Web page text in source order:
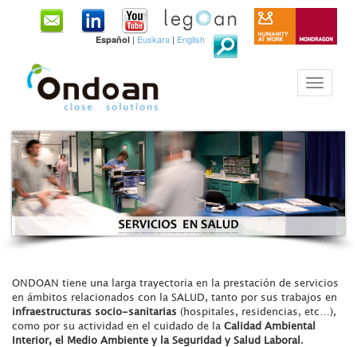
Español | Euskara | English
ONDOAN tiene una larga trayectoria en la prestación de servicios
en ámbitos relacionados con la SALUD, tanto por sus trabajos en
infraestructuras socio-sanitarias (hospitales, residencias, etc…),
como por su actividad en el cuidado de la Calidad Ambiental
Interior, el Medio Ambiente y la Seguridad y Salud Laboral.